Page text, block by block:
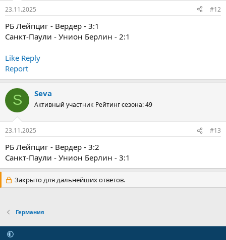
23.11.2025 #12
РБ Лейпциг - Вердер - 3:1
Санкт-Паули - Унион Берлин - 2:1
Like Reply
Report
S Seva
Активный участник Рейтинг сезона: 49
23.11.2025 #13
РБ Лейпциг - Вердер - 3:2
Санкт-Паули - Унион Берлин - 3:1
Закрыто для дальнейших ответов.
Германия